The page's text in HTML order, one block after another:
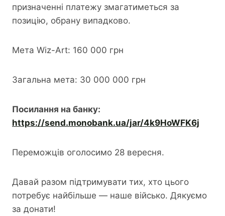
призначенні платежу змагатиметься за
позицію, обрану випадково.
Мета Wiz-Art: 160 000 грн
Загальна мета: 30 000 000 грн
Посилання на банку:
https://send.monobank.ua/jar/4k9HoWFK6j
Переможців оголосимо 28 вересня.
Давай разом підтримувати тих, хто цього
потребує найбільше — наше військо. Дякуємо
за донати!